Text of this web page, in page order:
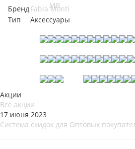
Бренд Fabia Monti
Тип
Аксессуары
Акции
Все акции
17 июня 2023
Система скидок для Оптовых